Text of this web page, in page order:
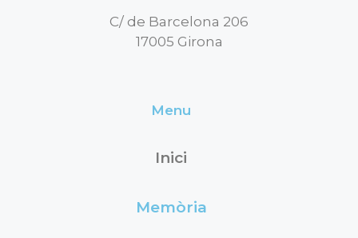
C/ de Barcelona 206
17005 Girona
Menu
Inici
Memòria